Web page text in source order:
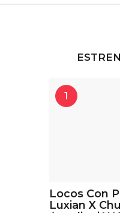
1
Locos Con
Luxian X